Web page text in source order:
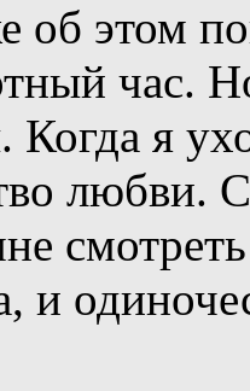
об этом
час.
Когда я
любви.
и